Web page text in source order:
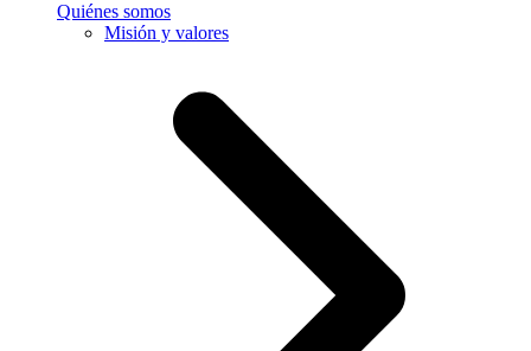
Quiénes somos
Misión y valores